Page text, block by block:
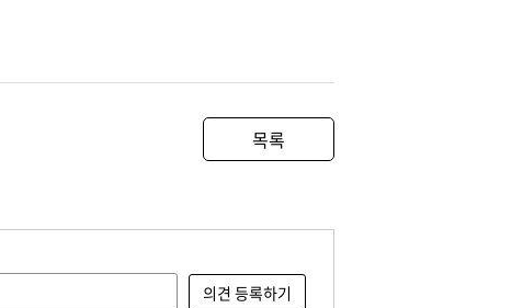
목록